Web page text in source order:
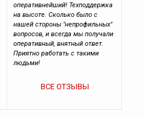
оперативнейший! Техподдержка
на высоте. Сколько было с
нашей стороны "непрофильных"
вопросов, и всегда мы получали
оперативный, внятный ответ.
Приятно работать с такими
людьми!
ВСЕ ОТЗЫВЫ